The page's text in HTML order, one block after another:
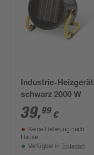
Industrie-Heizgerät
schwarz 2000 W
39,99 €
Keine Lieferung nach
Hause
Verfügbar in Troisdorf